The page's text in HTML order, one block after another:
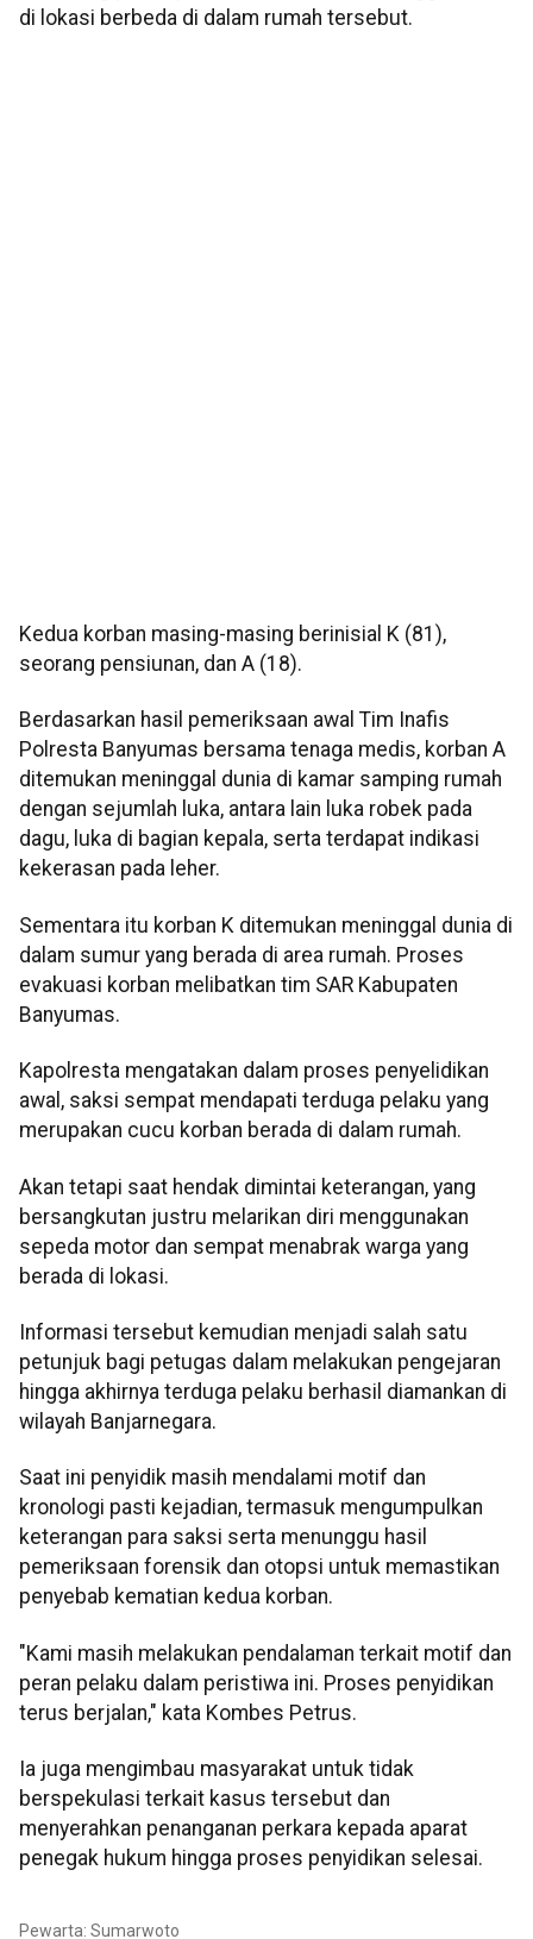
di lokasi berbeda di dalam rumah tersebut.
Kedua korban masing-masing berinisial K (81),
seorang pensiunan, dan A (18).
Berdasarkan hasil pemeriksaan awal Tim Inafis
Polresta Banyumas bersama tenaga medis, korban A
ditemukan meninggal dunia di kamar samping rumah
dengan sejumlah luka, antara lain luka robek pada
dagu, luka di bagian kepala, serta terdapat indikasi
kekerasan pada leher.
Sementara itu korban K ditemukan meninggal dunia di
dalam sumur yang berada di area rumah. Proses
evakuasi korban melibatkan tim SAR Kabupaten
Banyumas.
Kapolresta mengatakan dalam proses penyelidikan
awal, saksi sempat mendapati terduga pelaku yang
merupakan cucu korban berada di dalam rumah.
Akan tetapi saat hendak dimintai keterangan, yang
bersangkutan justru melarikan diri menggunakan
sepeda motor dan sempat menabrak warga yang
berada di lokasi.
Informasi tersebut kemudian menjadi salah satu
petunjuk bagi petugas dalam melakukan pengejaran
hingga akhirnya terduga pelaku berhasil diamankan di
wilayah Banjarnegara.
Saat ini penyidik masih mendalami motif dan
kronologi pasti kejadian, termasuk mengumpulkan
keterangan para saksi serta menunggu hasil
pemeriksaan forensik dan otopsi untuk memastikan
penyebab kematian kedua korban.
"Kami masih melakukan pendalaman terkait motif dan
peran pelaku dalam peristiwa ini. Proses penyidikan
terus berjalan," kata Kombes Petrus.
Ia juga mengimbau masyarakat untuk tidak
berspekulasi terkait kasus tersebut dan
menyerahkan penanganan perkara kepada aparat
penegak hukum hingga proses penyidikan selesai.
Pewarta: Sumarwoto